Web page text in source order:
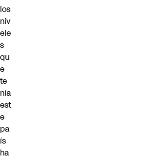
los
niv
ele
s
qu
e
te
nía
est
e
pa
ís
ha